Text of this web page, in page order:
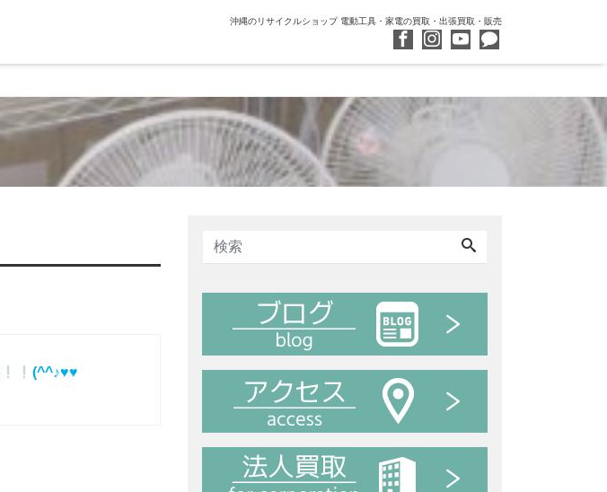
沖縄のリサイクルショップ 電動工具・家電の買取・出張買取・販売
(^^♪♥♥